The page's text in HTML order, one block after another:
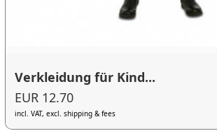
Verkleidung für Kind...
EUR 12.70
incl. VAT, excl. shipping & fees